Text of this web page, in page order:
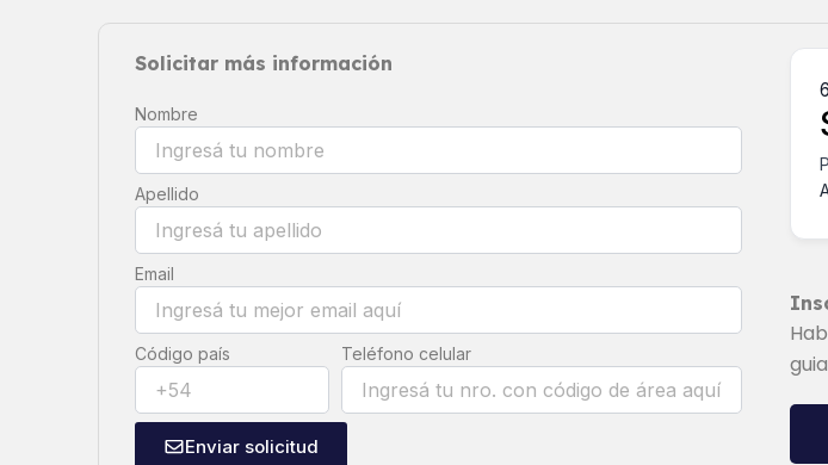
Solicitar más información
Nombre
Apellido
Email
Código país Teléfono celular
Enviar solicitud